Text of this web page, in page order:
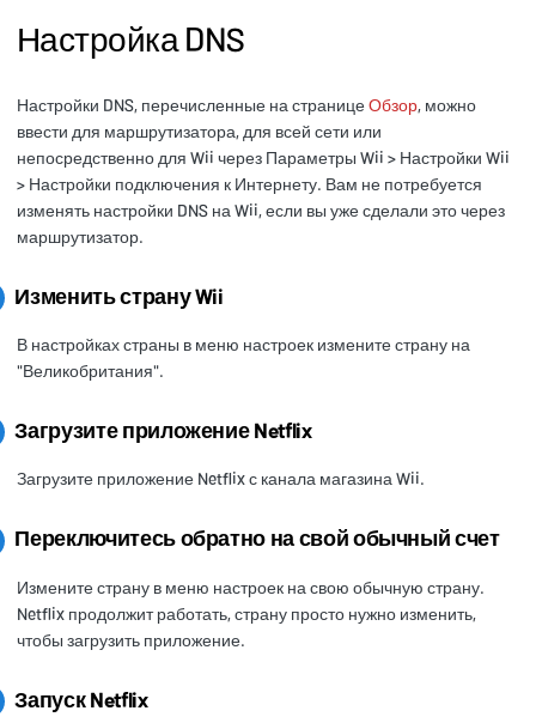
Настройка DNS
Настройки DNS, перечисленные на страницеОбзор, можно
ввести для маршрутизатора, для всей сети или
непосредственно для Wii через Параметры Wii > Настройки Wii
> Настройки подключения к Интернету. Вам не потребуется
изменять настройки DNS на Wii, если вы уже сделали это через
маршрутизатор.
Изменить страну Wii
В настройках страны в меню настроек измените страну на
"Великобритания".
Загрузите приложение Netflix
Загрузите приложение Netflix с канала магазина Wii.
Переключитесь обратно на свой обычный счет
Измените страну в меню настроек на свою обычную страну.
Netflix продолжит работать, страну просто нужно изменить,
чтобы загрузить приложение.
Запуск Netflix